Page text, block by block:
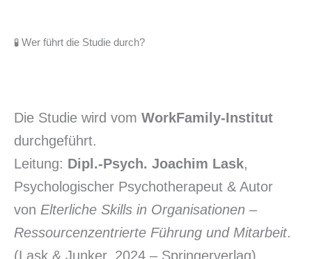
🧪 Wer führt die Studie durch?
Die Studie wird vom WorkFamily-Institut
durchgeführt.
Leitung: Dipl.-Psych. Joachim Lask,
Psychologischer Psychotherapeut & Autor
von Elterliche Skills in Organisationen –
Ressourcenzentrierte Führung und Mitarbeit.
(Lask & Junker, 2024 – Springerverlag)